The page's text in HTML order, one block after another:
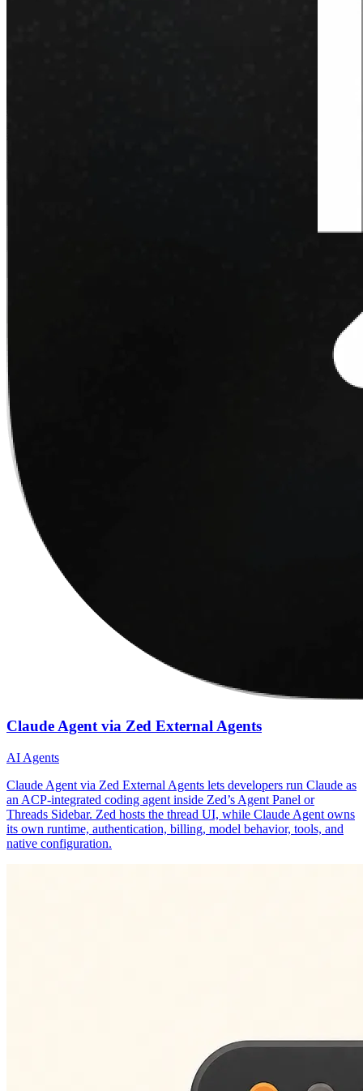
Claude Agent via Zed External Agents
AI Agents
Claude Agent via Zed External Agents lets developers run Claude as
an ACP-integrated coding agent inside Zed’s Agent Panel or
Threads Sidebar. Zed hosts the thread UI, while Claude Agent owns
its own runtime, authentication, billing, model behavior, tools, and
native configuration.